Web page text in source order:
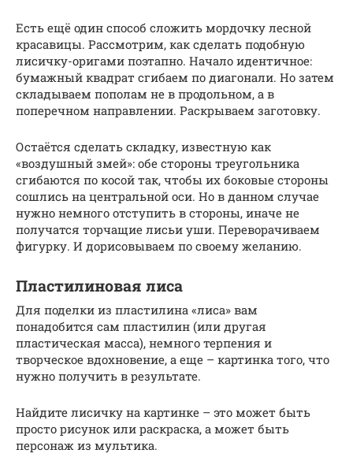
Есть ещё один способ сложить мордочку лесной
красавицы. Рассмотрим, как сделать подобную
лисичку-оригами поэтапно. Начало идентичное:
бумажный квадрат сгибаем по диагонали. Но затем
складываем пополам не в продольном, а в
поперечном направлении. Раскрываем заготовку.
Остаётся сделать складку, известную как
«воздушный змей»: обе стороны треугольника
сгибаются по косой так, чтобы их боковые стороны
сошлись на центральной оси. Но в данном случае
нужно немного отступить в стороны, иначе не
получатся торчащие лисьи уши. Переворачиваем
фигурку. И дорисовываем по своему желанию.
Пластилиновая лиса
Для поделки из пластилина «лиса» вам
понадобится сам пластилин (или другая
пластическая масса), немного терпения и
творческое вдохновение, а еще – картинка того, что
нужно получить в результате.
Найдите лисичку на картинке – это может быть
просто рисунок или раскраска, а может быть
персонаж из мультика.